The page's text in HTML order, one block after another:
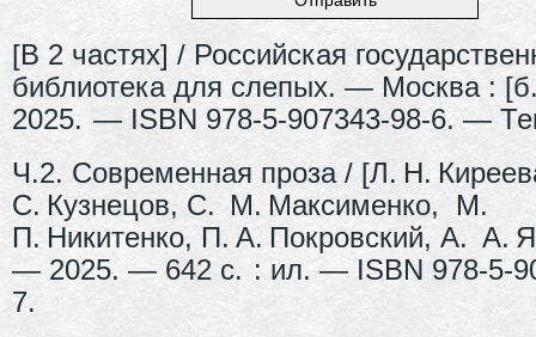
[В 2 частях] / Российская
библиотека для слепых. — Москва :
2025. — ISBN 978-5-907343-98-6. —
Ч.2. Современная проза / [Л. Н.
С. Кузнецов, С. М. Максименко, М.
П. Никитенко, П. А. Покровский, А. А.
— 2025. — 642 с. : ил. — ISBN 978-5-
7.